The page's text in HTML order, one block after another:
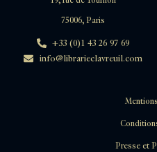
75006, Paris
+33 (0)1 43 26 97 69
info@librarieclavreuil.com
Presse et